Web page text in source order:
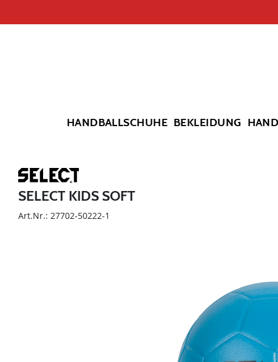
HANDBALLSCHUHE BEKLEIDUNG
SELECT KIDS SOFT
Art.Nr.: 27702-50222-1